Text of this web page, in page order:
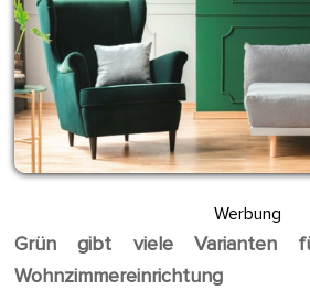
Werbung
Grün gibt viele Varianten
Wohnzimmereinrichtung